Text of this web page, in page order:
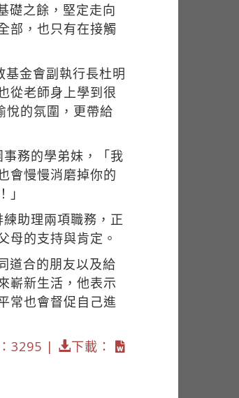
礎之餘，堅定走向
部，也只有在接觸
金會副執行長杜明
從老師身上學到很
悅的氛圍，更帶給
務的學弟妹，「我
會慢慢消磨掉你的
助理兩項職務，正
母的支持與肯定。
道合的朋友以及給
嶄新生活，他表示
常也會督促自己進
3295 | 下載：